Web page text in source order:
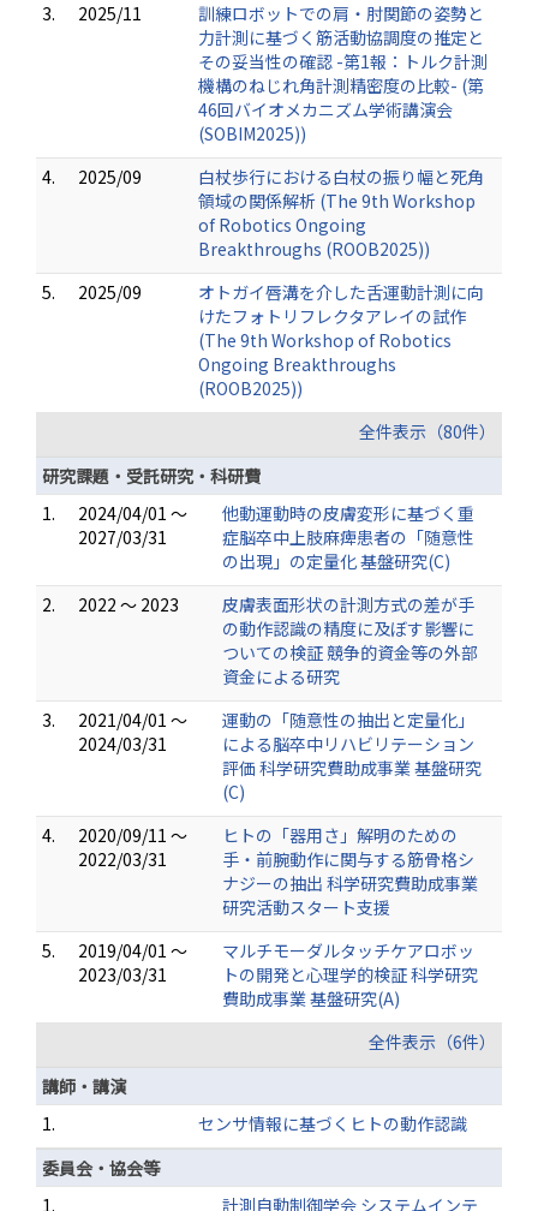
3.
2025/11
訓練ロボットでの肩・肘関節の姿勢と
力計測に基づく筋活動協調度の推定と
その妥当性の確認 -第1報：トルク計測
機構のねじれ角計測精密度の比較- (第
46回バイオメカニズム学術講演会
(SOBIM2025))
4.
2025/09
白杖歩行における白杖の振り幅と死角
領域の関係解析 (The 9th Workshop
of Robotics Ongoing
Breakthroughs (ROOB2025))
5.
2025/09
オトガイ唇溝を介した舌運動計測に向
けたフォトリフレクタアレイの試作
(The 9th Workshop of Robotics
Ongoing Breakthroughs
(ROOB2025))
全件表示（80件）
研究課題・受託研究・科研費
1.
2024/04/01 ～
2027/03/31
他動運動時の皮膚変形に基づく重
症脳卒中上肢麻痺患者の「随意性
の出現」の定量化 基盤研究(C)
2.
2022 ～ 2023
皮膚表面形状の計測方式の差が手
の動作認識の精度に及ぼす影響に
ついての検証 競争的資金等の外部
資金による研究
3.
2021/04/01 ～
2024/03/31
運動の「随意性の抽出と定量化」
による脳卒中リハビリテーション
評価 科学研究費助成事業 基盤研究
(C)
4.
2020/09/11 ～
2022/03/31
ヒトの「器用さ」解明のための
手・前腕動作に関与する筋骨格シ
ナジーの抽出 科学研究費助成事業
研究活動スタート支援
5.
2019/04/01 ～
2023/03/31
マルチモーダルタッチケアロボッ
トの開発と心理学的検証 科学研究
費助成事業 基盤研究(A)
全件表示（6件）
講師・講演
1.
センサ情報に基づくヒトの動作認識
委員会・協会等
1.
計測自動制御学会 システムインテ